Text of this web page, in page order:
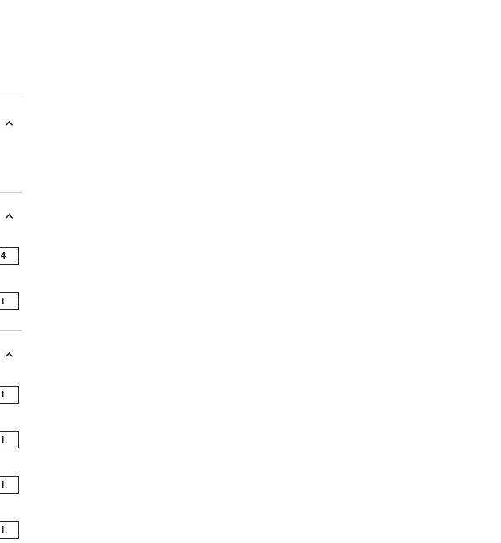
4Artikel gefunden
1Artikel gefunden
1Artikel gefunden
1Artikel gefunden
1Artikel gefunden
1Artikel gefunden